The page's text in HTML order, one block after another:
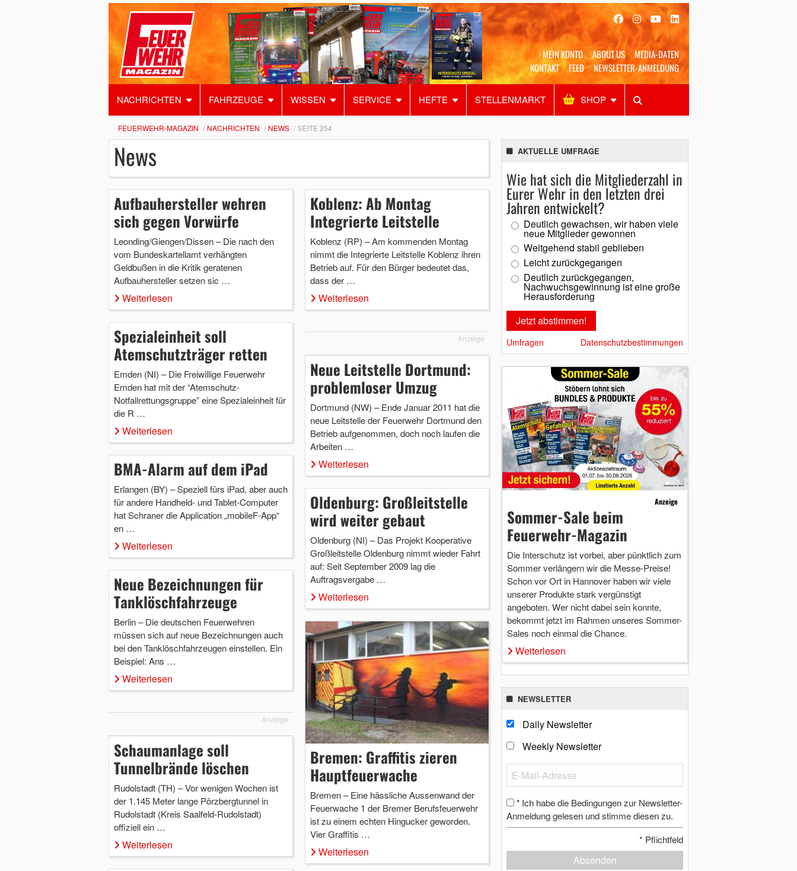
MEIN KONTO ABOUT US
MEDIA-DATEN
KONTAKT
FEED NEWSLETTER-ANMELDUNG
NACHRICHTEN FAHRZEUGE WISSEN SERVICE HEFTE STELLENMARKT SHOP
Alles Shop SUCHEN
FEUERWEHR-MAGAZIN NACHRICHTEN NEWS SEITE 254
News
Aufbauhersteller wehren
sich gegen Vorwürfe
Leonding/Giengen/Dissen – Die nach den
vom Bundeskartellamt verhängten
Geldbußen in die Kritik geratenen
Aufbauhersteller setzen sic …
Weiterlesen
Koblenz: Ab Montag
Integrierte Leitstelle
Koblenz (RP) – Am kommenden Montag
nimmt die Integrierte Leitstelle Koblenz ihren
Betrieb auf. Für den Bürger bedeutet das,
dass der …
Weiterlesen
Spezialeinheit soll
Atemschutzträger retten
Emden (NI) – Die Freiwillige Feuerwehr
Emden hat mit der “Atemschutz-
Notfallrettungsgruppe” eine Spezialeinheit für
die R …
Weiterlesen
Anzeige
BMA-Alarm auf dem iPad
Erlangen (BY) – Speziell fürs iPad, aber auch
für andere Handheld- und Tablet-Computer
hat Schraner die Application „mobileF-App“
en …
Weiterlesen
Neue Leitstelle Dortmund:
problemloser Umzug
Dortmund (NW) – Ende Januar 2011 hat die
neue Leitstelle der Feuerwehr Dortmund den
Betrieb aufgenommen, doch noch laufen die
Arbeiten …
Weiterlesen
Neue Bezeichnungen für
Tanklöschfahrzeuge
Berlin – Die deutschen Feuerwehren
müssen sich auf neue Bezeichnungen auch
bei den Tanklöschfahrzeugen einstellen. Ein
Beispiel: Ans …
Weiterlesen
Oldenburg: Großleitstelle
wird weiter gebaut
Oldenburg (NI) – Das Projekt Kooperative
Großleitstelle Oldenburg nimmt wieder Fahrt
auf: Seit September 2009 lag die
Auftragsvergabe …
Weiterlesen
Anzeige
Bremen: Graffitis zieren
Hauptfeuerwache
Bremen – Eine hässliche Aussenwand der
Feuerwache 1 der Bremer Berufsfeuerwehr
ist zu einem echten Hingucker geworden.
Vier Graffitis …
Weiterlesen
Schaumanlage soll
Tunnelbrände löschen
Rudolstadt (TH) – Vor wenigen Wochen ist
der 1.145 Meter lange Pörzbergtunnel in
Rudolstadt (Kreis Saalfeld-Rudolstadt)
offiziell ein …
Weiterlesen
AKTUELLE UMFRAGE
Wie hat sich die Mitgliederzahl in
Eurer Wehr in den letzten drei
Jahren entwickelt?
Deutlich gewachsen, wir haben viele
neue Mitglieder gewonnen
Weitgehend stabil geblieben
Leicht zurückgegangen
Deutlich zurückgegangen,
Nachwuchsgewinnung ist eine große
Herausforderung
Umfragen Datenschutzbestimmungen
Anzeige
Sommer-Sale beim
Feuerwehr-Magazin
Die Interschutz ist vorbei, aber pünktlich zum
Sommer verlängern wir die Messe-Preise!
Schon vor Ort in Hannover haben wir viele
unserer Produkte stark vergünstigt
angeboten. Wer nicht dabei sein konnte,
bekommt jetzt im Rahmen unseres Sommer-
Sales noch einmal die Chance.
Weiterlesen
NEWSLETTER
Daily Newsletter
Weekly Newsletter
* Ich habe die Bedingungen zur Newsletter-
Anmeldung gelesen und stimme diesen zu.
* Pflichtfeld
Absenden